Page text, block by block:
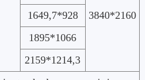
3840*2160
1649,7*928
1895*1066
2159*1214,3